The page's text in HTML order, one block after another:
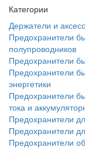
Категории
Держатели и
Предохранители
полупроводников
Предохранители
Предохранители
энергетики
Предохранители
тока и
Предохранители
Предохранители
Предохранители